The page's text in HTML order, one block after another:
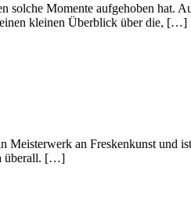
solche Momente aufgehoben hat.
einen kleinen Überblick über die, […]
Meisterwerk an Freskenkunst und
überall. […]